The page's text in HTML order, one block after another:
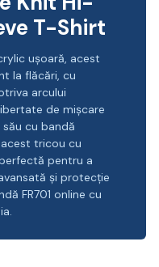
T-Shirt
ușoară, acest
la flăcări, cu
arcului
de mișcare
cu bandă
tricou cu
pentru a
și protecție
FR701 online cu